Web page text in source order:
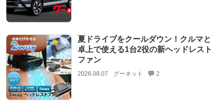
夏ドライブをクールダウン！クルマと
卓上で使える1台2役の新ヘッドレスト
ファン
2026.08.07 グーネット 2